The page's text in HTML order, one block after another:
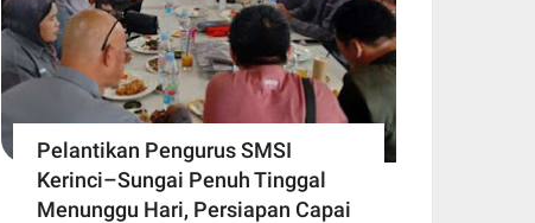
Pelantikan Pengurus SMSI
Kerinci–Sungai Penuh Tinggal
Menunggu Hari, Persiapan Capai